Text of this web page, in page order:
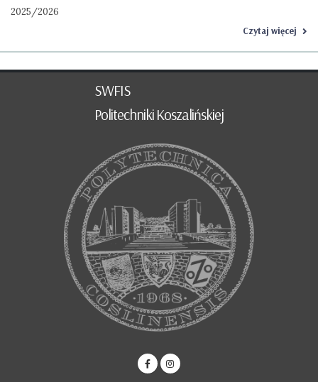
2025/2026
Czytaj więcej
SWFIS
Politechniki Koszalińskiej